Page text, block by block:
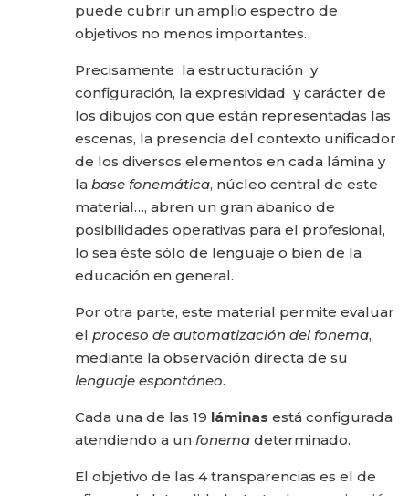
puede cubrir un amplio es­pectro de
objetivos no menos importantes.
Precisamente la estructuración y
configuración, la expresividad y ca­rácter de
los dibujos con que están representadas las
escenas, la pre­sencia del contexto unificador
de los diversos elementos en cada lámina y
la base fonemática, núcleo central de este
material…, abren un gran abanico de
posibilidades operativas para el profesional,
lo sea éste sólo de lenguaje o bien de la
educación en general.
Por otra parte, este material permite evaluar
el proceso de automatización del fonema,
mediante la observación directa de su
lenguaje es­pontáneo.
Cada una de las 19 láminas está configurada
atendiendo a un fonema determinado.
El objetivo de las 4 transparencias es el de